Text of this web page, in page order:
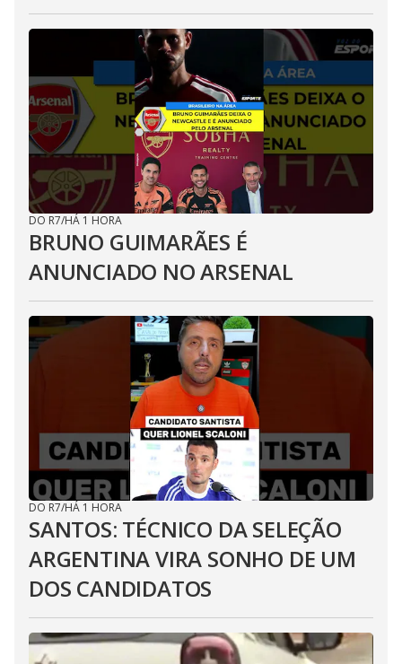
DO R7/HÁ 1 HORA
BRUNO GUIMARÃES É
ANUNCIADO NO ARSENAL
DO R7/HÁ 1 HORA
SANTOS: TÉCNICO DA SELEÇÃO
ARGENTINA VIRA SONHO DE UM
DOS CANDIDATOS